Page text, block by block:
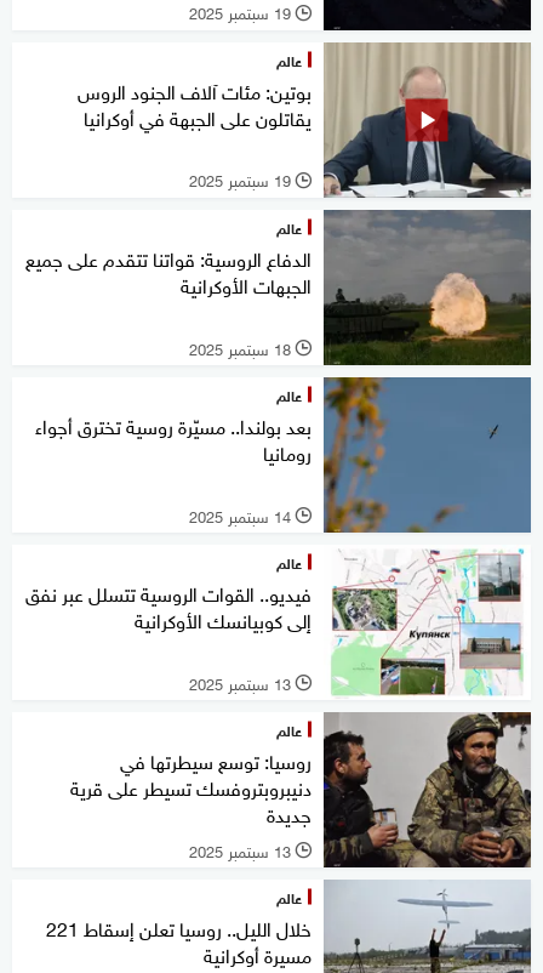
l 19 سبتمبر 2025
عالم
بوتين: مئات آلاف الجنود الروس
يقاتلون على الجبهة في أوكرانيا
l 19 سبتمبر 2025
عالم
الدفاع الروسية: قواتنا تتقدم على جميع
الجبهات الأوكرانية
l 18 سبتمبر 2025
عالم
بعد بولندا.. مسيّرة روسية تخترق أجواء
رومانيا
l 14 سبتمبر 2025
عالم
فيديو.. القوات الروسية تتسلل عبر نفق
إلى كوبيانسك الأوكرانية
l 13 سبتمبر 2025
عالم
روسيا: توسع سيطرتها في
دنيبروبتروفسك تسيطر على قرية
جديدة
l 13 سبتمبر 2025
عالم
خلال الليل.. روسيا تعلن إسقاط 221
مسيرة أوكرانية